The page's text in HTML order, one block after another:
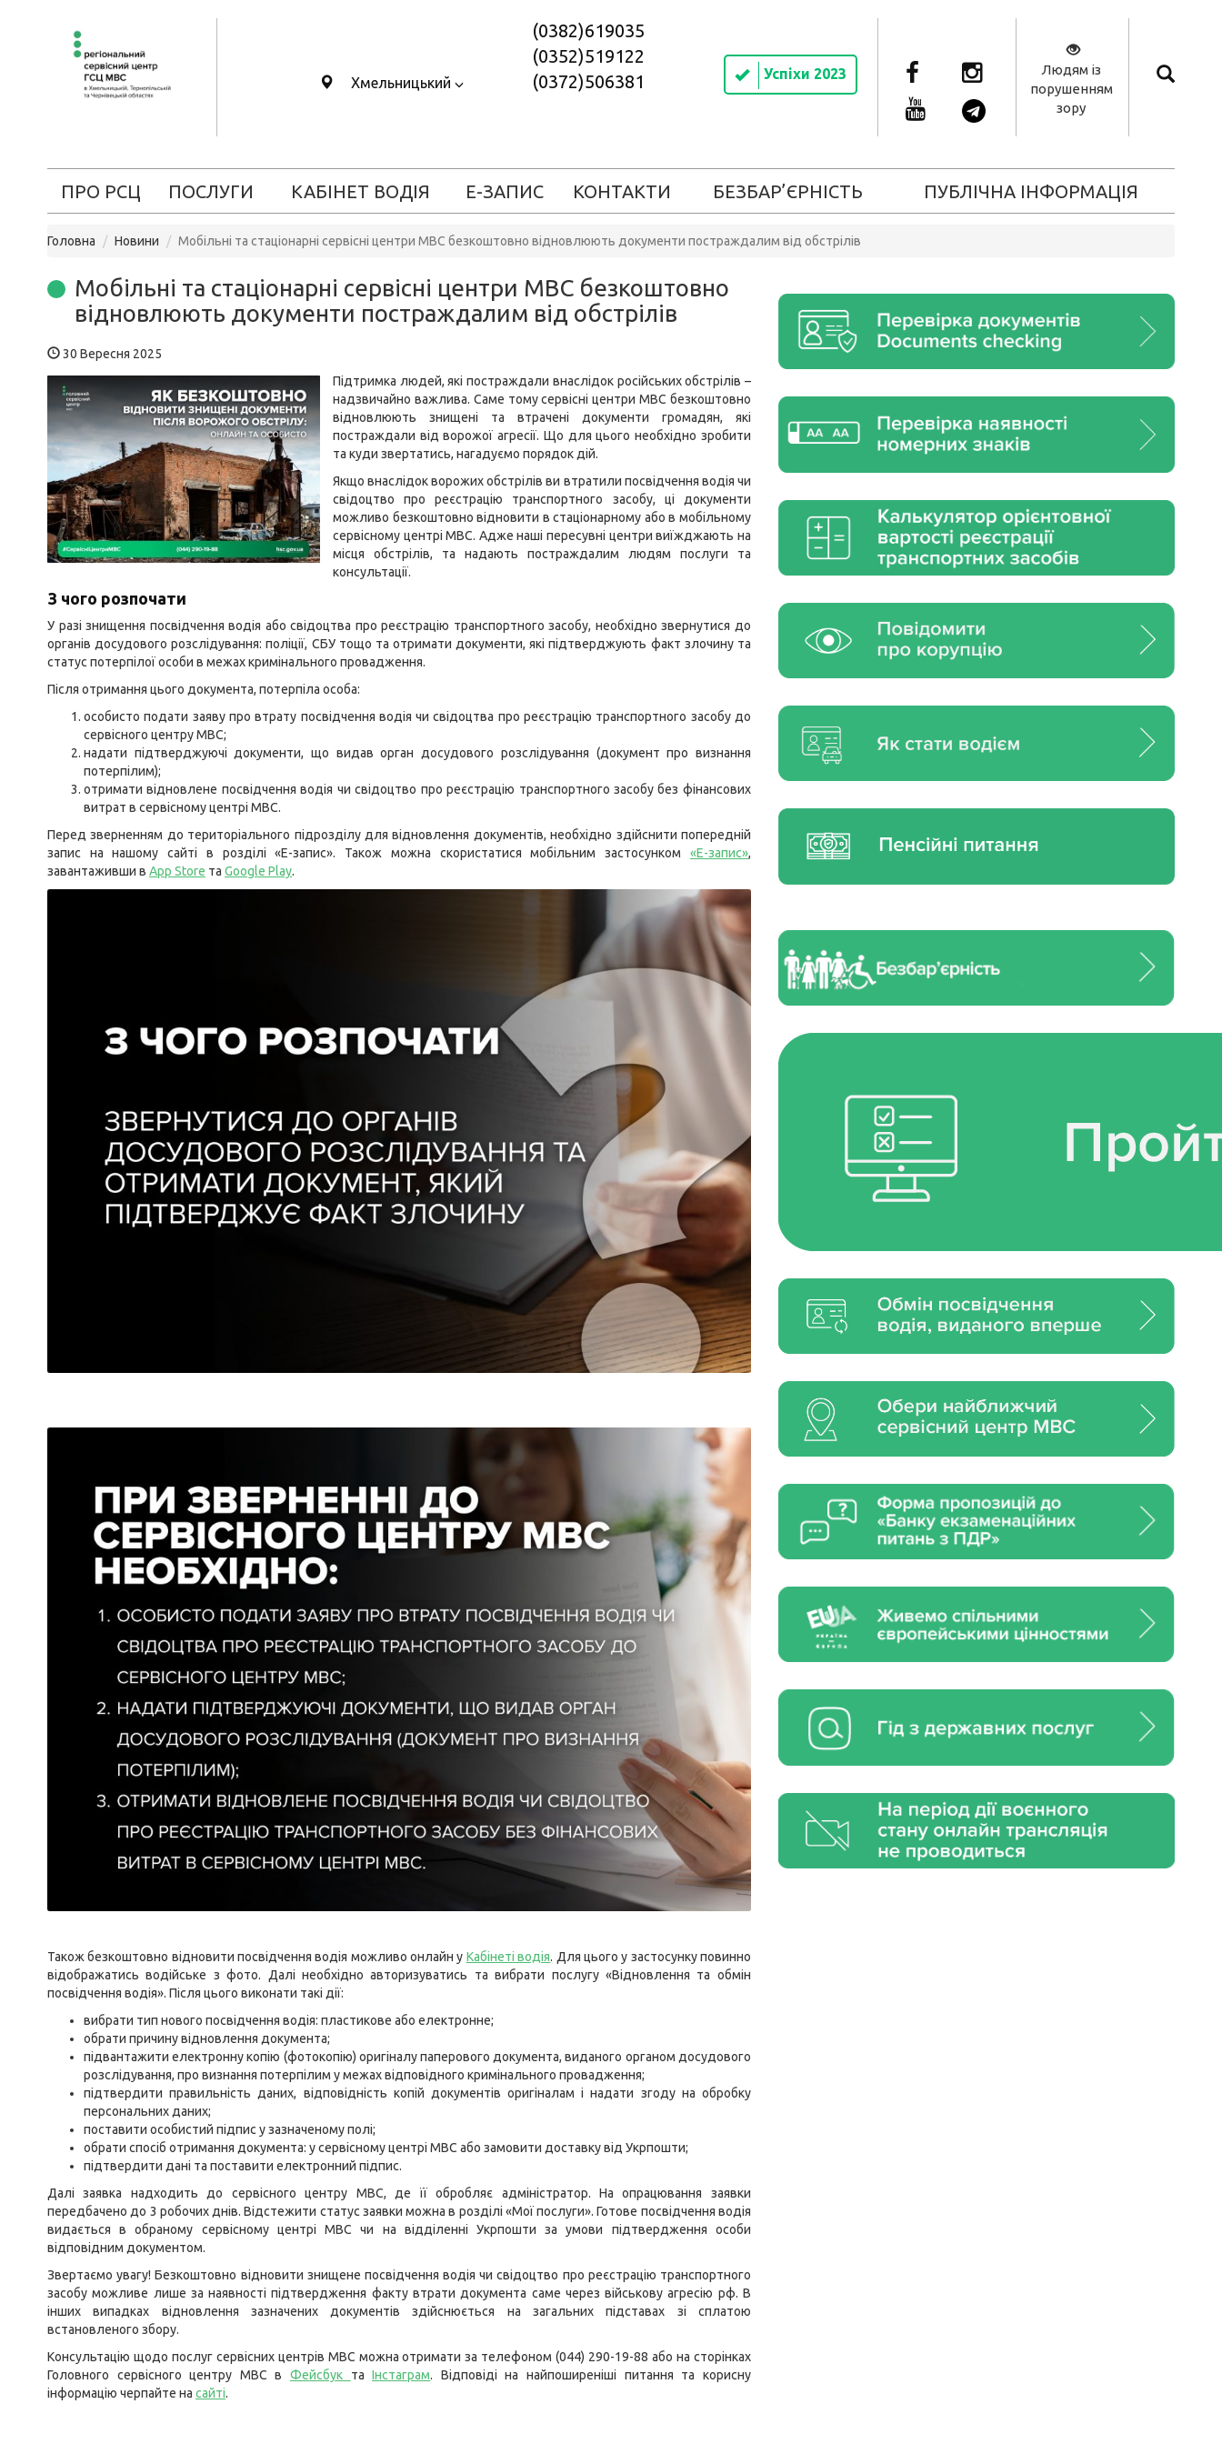
Хмельницький
(0382)619035
(0352)519122
(0372)506381
Успіхи 2023
Людям із
порушенням
зору
ПРО РСЦ ПОСЛУГИ КАБІНЕТ ВОДІЯ Е-ЗАПИС КОНТАКТИ БЕЗБАР’ЄРНІСТЬ ПУБЛІЧНА ІНФОРМАЦІЯ
Головна Новини Мобільні та стаціонарні сервісні центри МВС безкоштовно відновлюють документи постраждалим від обстрілів
Мобільні та стаціонарні сервісні центри МВС безкоштовно
відновлюють документи постраждалим від обстрілів
30 Вересня 2025
Підтримка людей, які постраждали внаслідок російських обстрілів –
надзвичайно важлива. Саме тому сервісні центри МВС безкоштовно
відновлюють знищені та втрачені документи громадян, які
постраждали від ворожої агресії. Що для цього необхідно зробити
та куди звертатись, нагадуємо порядок дій.
Якщо внаслідок ворожих обстрілів ви втратили посвідчення водія чи
свідоцтво про реєстрацію транспортного засобу, ці документи
можливо безкоштовно відновити в стаціонарному або в мобільному
сервісному центрі МВС. Адже наші пересувні центри виїжджають на
місця обстрілів, та надають постраждалим людям послуги та
консультації.
З чого розпочати
У разі знищення посвідчення водія або свідоцтва про реєстрацію транспортного засобу, необхідно звернутися до
органів досудового розслідування: поліції, СБУ тощо та отримати документи, які підтверджують факт злочину та
статус потерпілої особи в межах кримінального провадження.
Після отримання цього документа, потерпіла особа:
особисто подати заяву про втрату посвідчення водія чи свідоцтва про реєстрацію транспортного засобу до
сервісного центру МВС;
надати підтверджуючі документи, що видав орган досудового розслідування (документ про визнання
потерпілим);
отримати відновлене посвідчення водія чи свідоцтво про реєстрацію транспортного засобу без фінансових
витрат в сервісному центрі МВС.
Перед зверненням до територіального підрозділу для відновлення документів, необхідно здійснити попередній
запис на нашому сайті в розділі «Е-запис». Також можна скористатися мобільним застосунком
«Е-запис»,
завантаживши в App Store та Google Play.
Також безкоштовно відновити посвідчення водія можливо онлайн у Кабінеті водія. Для цього у застосунку повинно
відображатись водійське з фото. Далі необхідно авторизуватись та вибрати послугу «Відновлення та обмін
посвідчення водія». Після цього виконати такі дії:
вибрати тип нового посвідчення водія: пластикове або електронне;
обрати причину відновлення документа;
підвантажити електронну копію (фотокопію) оригіналу паперового документа, виданого органом досудового
розслідування, про визнання потерпілим у межах відповідного кримінального провадження;
підтвердити правильність даних, відповідність копій документів оригіналам і надати згоду на обробку
персональних даних;
поставити особистий підпис у зазначеному полі;
обрати спосіб отримання документа: у сервісному центрі МВС або замовити доставку від Укрпошти;
підтвердити дані та поставити електронний підпис.
Далі заявка надходить до сервісного центру МВС, де її обробляє адміністратор. На опрацювання заявки
передбачено до 3 робочих днів. Відстежити статус заявки можна в розділі «Мої послуги». Готове посвідчення водія
видається в обраному сервісному центрі МВС чи на відділенні Укрпошти за умови підтвердження особи
відповідним документом.
Звертаємо увагу! Безкоштовно відновити знищене посвідчення водія чи свідоцтво про реєстрацію транспортного
засобу можливе лише за наявності підтвердження факту втрати документа саме через військову агресію рф. В
інших випадках відновлення зазначених документів здійснюється на загальних підставах зі сплатою
встановленого збору.
Консультацію щодо послуг сервісних центрів МВС можна отримати за телефоном (044) 290-19-88 або на сторінках
Головного сервісного центру МВС вФейсбук таІнстаграм. Відповіді на найпоширеніші питання та корисну
інформацію черпайте на сайті.